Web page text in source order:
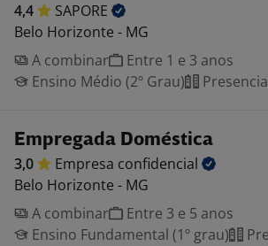
4,4
SAPORE
Belo Horizonte - MG
A combinar
Entre 1 e 3 anos
Ensino Médio (2º Grau)
Empregada Doméstica
3,0 Empresa confidencial
Belo Horizonte - MG
A combinar
Entre 3 e 5 anos
Ensino Fundamental (1º grau)